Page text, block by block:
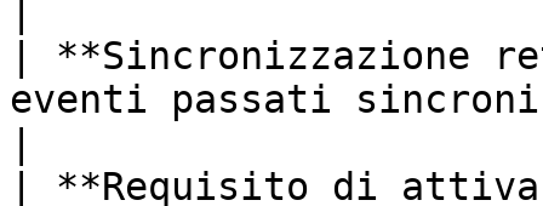
| **Sincronizzazione
eventi passati
| **Requisito di